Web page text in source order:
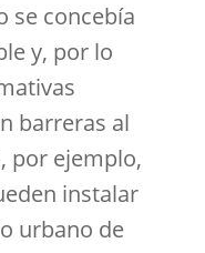
se concebía
y, por lo
barreras al
por ejemplo,
instalar
urbano de